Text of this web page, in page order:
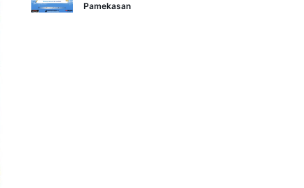
Pamekasan